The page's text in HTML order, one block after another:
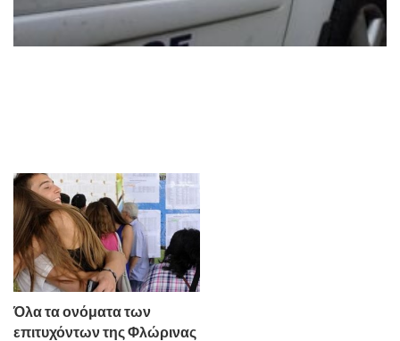
Όλα τα ονόματα των
επιτυχόντων της Φλώρινας